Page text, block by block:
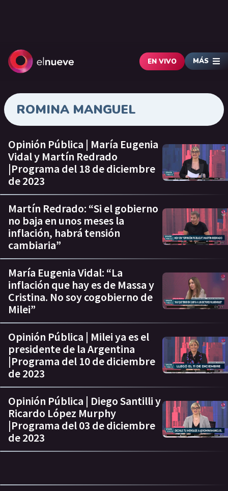
EN VIVO MÁS
ROMINA MANGUEL
Opinión Pública | María Eugenia
Vidal y Martín Redrado
|Programa del 18 de diciembre
de 2023
Martín Redrado: “Si el gobierno
no baja en unos meses la
inflación, habrá tensión
cambiaria”
María Eugenia Vidal: “La
inflación que hay es de Massa y
Cristina. No soy cogobierno de
Milei”
Opinión Pública | Milei ya es el
presidente de la Argentina
|Programa del 10 de diciembre
de 2023
Opinión Pública | Diego Santilli y
Ricardo López Murphy
|Programa del 03 de diciembre
de 2023